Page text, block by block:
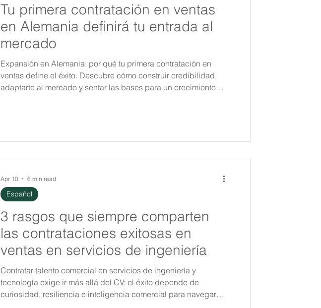
Tu primera contratación en ventas
en Alemania definirá tu entrada al
mercado
Expansión en Alemania: por qué tu primera contratación en
ventas define el éxito. Descubre cómo construir credibilidad,
adaptarte al mercado y sentar las bases para un crecimiento
3 rasgos que siempre comparten
las contrataciones exitosas en
ventas en servicios de ingeniería
Contratar talento comercial en servicios de ingeniería y
tecnología exige ir más allá del CV: el éxito depende de
curiosidad, resiliencia e inteligencia comercial para navegar
Español
Apr 10 6 min read